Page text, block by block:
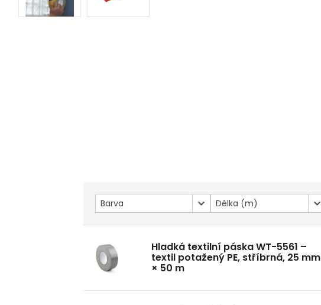
Barva Délka (m)
Hladká textilní páska WT-5561 –
textil potažený PE, stříbrná, 25 mm
× 50 m